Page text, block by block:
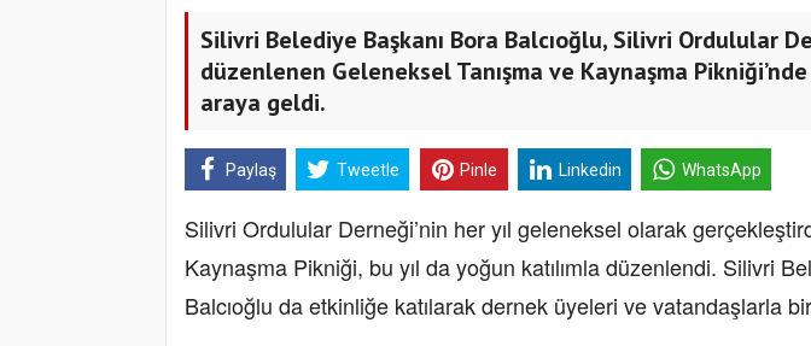
Silivri Belediye Başkanı Bora Balcıoğlu, Silivri Ordulular
düzenlenen Geleneksel Tanışma ve Kaynaşma
araya geldi.
Paylaş Tweetle Pinle Linkedin WhatsApp
Silivri Ordulular Derneği’nin her yıl geleneksel olarak
Kaynaşma Pikniği, bu yıl da yoğun katılımla düzenlendi. Silivri
Balcıoğlu da etkinliğe katılarak dernek üyeleri ve vatandaşlarla